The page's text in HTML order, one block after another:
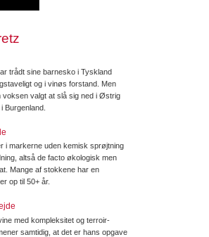
trådt sine barnesko i Tyskland
og i vinøs forstand. Men
voksen valgt at slå sig ned i Østrig
Burgenland.
i markerne uden kemisk sprøjtning
altså de facto økologisk men
Mange af stokkene har en
op til 50+ år.
med kompleksitet og terroir-
samtidig, at det er hans opgave